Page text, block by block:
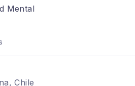
Mental
Chile